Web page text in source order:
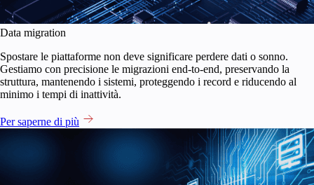
Data migration
Spostare le piattaforme non deve significare perdere dati o sonno.
Gestiamo con precisione le migrazioni end-to-end, preservando la
struttura, mantenendo i sistemi, proteggendo i record e riducendo al
minimo i tempi di inattività.
Per saperne di più